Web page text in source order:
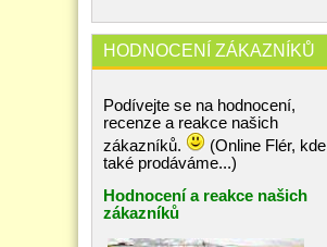
HODNOCENÍ ZÁKAZNÍKŮ
Podívejte se na hodnocení,
recenze a reakce našich
zákazníků.
(Online Flér, kde
také prodáváme...)
Hodnocení a reakce našich
zákazníků